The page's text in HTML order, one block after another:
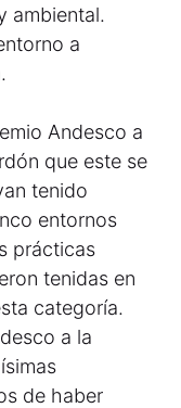
ambiental.
a
Andesco a
que este se
tenido
entornos
prácticas
tenidas en
categoría.
a la
de haber